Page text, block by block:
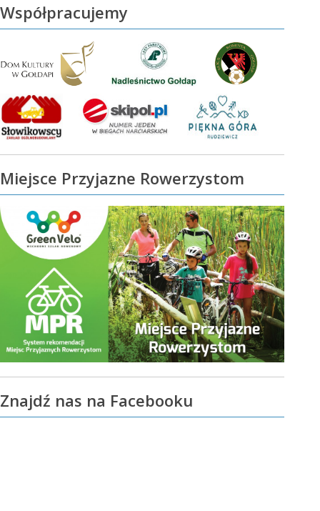
Współpracujemy
Miejsce Przyjazne Rowerzystom
Znajdź nas na Facebooku